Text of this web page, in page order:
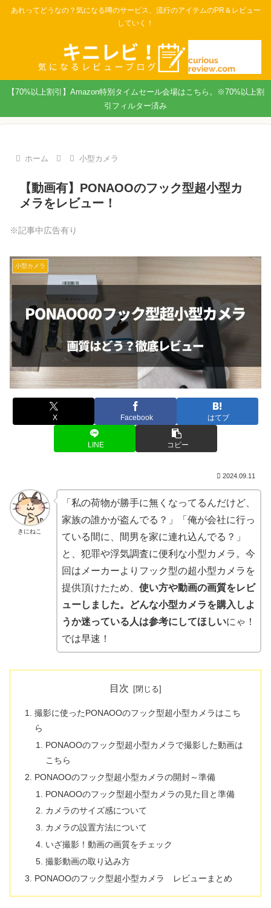
あれってどうなの？気になる噂のサービス、流行のアイテムのPR＆レビュー
していく！
【70%以上割引】Amazon特別タイムセール会場はこちら。※70%以上割
引フィルター済み
ホーム 小型カメラ
【動画有】PONAOOのフック型超小型カ
メラをレビュー！
※記事中広告有り
小型カメラ
X Facebook はてブ
LINE コピー
2024.09.11
きにねこ
「私の荷物が勝手に無くなってるんだけど、
家族の誰かが盗んでる？」「俺が会社に行っ
ている間に、間男を家に連れ込んでる？」
と、犯罪や浮気調査に便利な小型カメラ。今
回はメーカーよりフック型の超小型カメラを
提供頂けたため、 使い方や動画の画質をレビ
ューしました。どんな小型カメラを購入しよ
うか迷っている人は参考にしてほしいにゃ！
では早速！
目次
撮影に使ったPONAOOのフック型超小型カメラはこち
ら
PONAOOのフック型超小型カメラで撮影した動画は
こちら
PONAOOのフック型超小型カメラの開封～準備
PONAOOのフック型超小型カメラの見た目と準備
カメラのサイズ感について
カメラの設置方法について
いざ撮影！動画の画質をチェック
撮影動画の取り込み方
PONAOOのフック型超小型カメラ レビューまとめ